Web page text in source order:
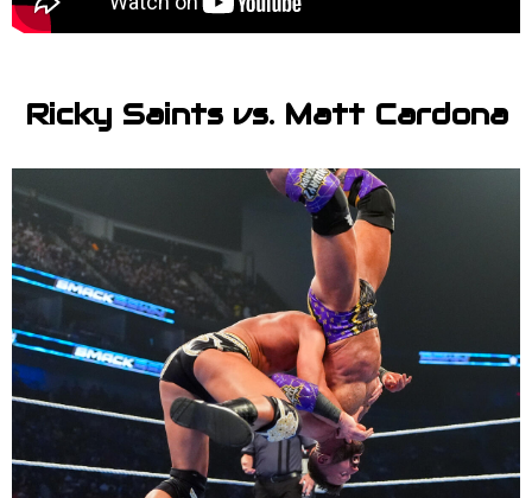
Ricky Saints vs. Matt Cardona